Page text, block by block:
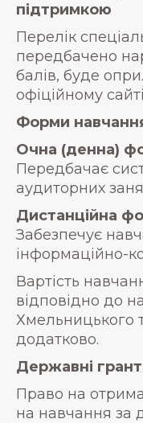
підтримкою
Перелік
передбачено
балів, буде
офіційному
Форми
Очна (денна)
Передбачає
аудиторних
Дистанційна
Забезпечує
інформаційно-
Вартість
відповідно до
Хмельницького
додатково.
Державні
Право на
на навчання